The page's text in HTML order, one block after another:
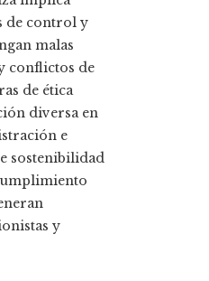
de control y
malas
conflictos de
de ética
diversa en
e
sostenibilidad
y